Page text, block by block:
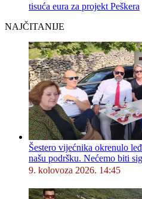
tisuća eura za projekt Peškera
NAJČITANIJE
Šestero vijećnika okrenulo
našu podršku. Nećemo biti
9. kolovoza 2026. 14:45